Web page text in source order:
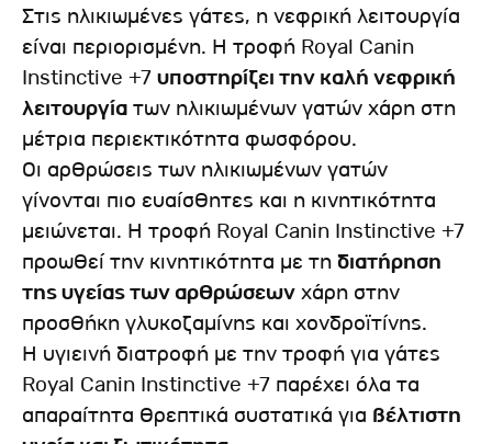
Στις ηλικιωμένες γάτες, η νεφρική λειτουργία
είναι περιορισμένη. Η τροφή Royal Canin
Instinctive +7 υποστηρίζει την καλή νεφρική
λειτουργία των ηλικιωμένων γατών χάρη στη
μέτρια περιεκτικότητα φωσφόρου.
Οι αρθρώσεις των ηλικιωμένων γατών
γίνονται πιο ευαίσθητες και η κινητικότητα
μειώνεται. Η τροφή Royal Canin Instinctive +7
προωθεί την κινητικότητα με τη διατήρηση
της υγείας των αρθρώσεων χάρη στην
προσθήκη γλυκοζαμίνης και χονδροϊτίνης.
Η υγιεινή διατροφή με την τροφή για γάτες
Royal Canin Instinctive +7 παρέχει όλα τα
απαραίτητα θρεπτικά συστατικά για βέλτιστη